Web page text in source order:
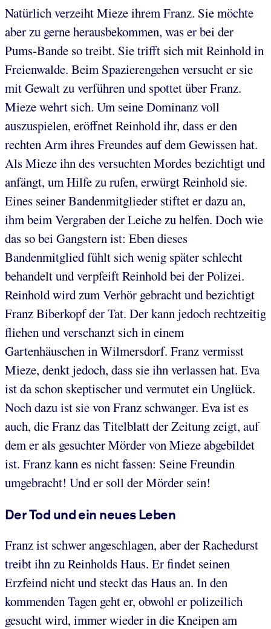
Natürlich verzeiht Mieze ihrem Franz. Sie möchte
aber zu gerne herausbekommen, was er bei der
Pums-Bande so treibt. Sie trifft sich mit Reinhold in
Freienwalde. Beim Spazierengehen versucht er sie
mit Gewalt zu verführen und spottet über Franz.
Mieze wehrt sich. Um seine Dominanz voll
auszuspielen, eröffnet Reinhold ihr, dass er den
rechten Arm ihres Freundes auf dem Gewissen hat.
Als Mieze ihn des versuchten Mordes bezichtigt und
anfängt, um Hilfe zu rufen, erwürgt Reinhold sie.
Eines seiner Bandenmitglieder stiftet er dazu an,
ihm beim Vergraben der Leiche zu helfen. Doch wie
das so bei Gangstern ist: Eben dieses
Bandenmitglied fühlt sich wenig später schlecht
behandelt und verpfeift Reinhold bei der Polizei.
Reinhold wird zum Verhör gebracht und bezichtigt
Franz Biberkopf der Tat. Der kann jedoch rechtzeitig
fliehen und verschanzt sich in einem
Gartenhäuschen in Wilmersdorf. Franz vermisst
Mieze, denkt jedoch, dass sie ihn verlassen hat. Eva
ist da schon skeptischer und vermutet ein Unglück.
Noch dazu ist sie von Franz schwanger. Eva ist es
auch, die Franz das Titelblatt der Zeitung zeigt, auf
dem er als gesuchter Mörder von Mieze abgebildet
ist. Franz kann es nicht fassen: Seine Freundin
umgebracht! Und er soll der Mörder sein!
Der Tod und ein neues Leben
Franz ist schwer angeschlagen, aber der Rachedurst
treibt ihn zu Reinholds Haus. Er findet seinen
Erzfeind nicht und steckt das Haus an. In den
kommenden Tagen geht er, obwohl er polizeilich
gesucht wird, immer wieder in die Kneipen am